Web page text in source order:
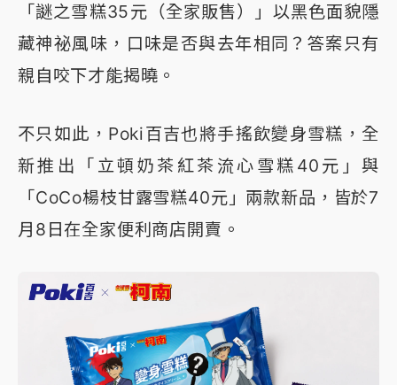
「謎之雪糕35元（全家販售）」以黑色面貌隱
藏神祕風味，口味是否與去年相同？答案只有
親自咬下才能揭曉。
不只如此，Poki百吉也將手搖飲變身雪糕，全
新推出「立頓奶茶紅茶流心雪糕40元」與
「CoCo楊枝甘露雪糕40元」兩款新品，皆於7
月8日在全家便利商店開賣。